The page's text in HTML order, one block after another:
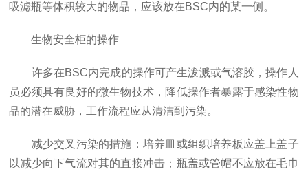
吸滤瓶等体积较大的物品，应该放在BSC内的某一侧。
生物安全柜的操作
许多在BSC内完成的操作可产生泼溅或气溶胶，操作人
员必须具有良好的微生物技术，降低操作者暴露于感染性物
品的潜在威胁，工作流程应从清洁到污染。
减少交叉污染的措施：培养皿或组织培养板应盖上盖子
以减少向下气流对其的直接冲击；瓶盖或管帽不应放在毛巾